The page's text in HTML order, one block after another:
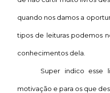
quando nos damos a
tipos de leituras podemos
conhecimentos dela.
Super indico esse
motivação e para os que